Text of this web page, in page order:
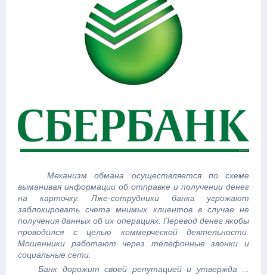
Механизм обмана осуществляется по схеме
выманивая информации об отправке и получении денег
на карточку. Лже-сотрудники банка угрожают
заблокировать счета мнимых клиентов в случае не
получения данных об их операциях. Перевод денег якобы
проводился с целью коммерческой деятельности.
Мошенники работают через телефонные звонки и
социальные сети.
Банк дорожит своей репутацией и утвержда